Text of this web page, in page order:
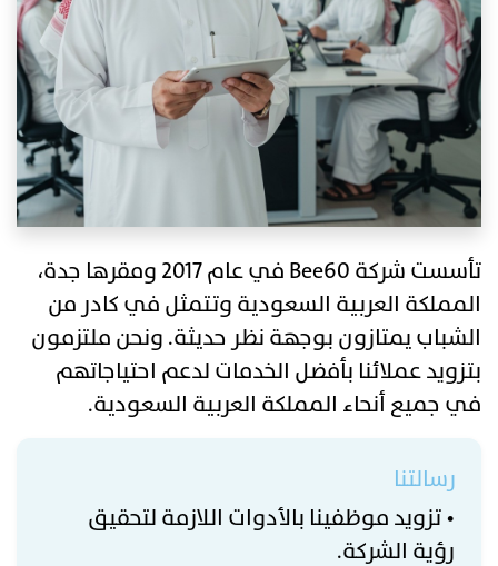
تأسست شركة Bee60 في عام 2017 ومقرها جدة،
المملكة العربية السعودية وتتمثل في كادر من
الشباب يمتازون بوجهة نظر حديثة. ونحن ملتزمون
بتزويد عملائنا بأفضل الخدمات لدعم احتياجاتهم
في جميع أنحاء المملكة العربية السعودية.
رسالتنا
• تزويد موظفينا بالأدوات اللازمة لتحقيق
رؤية الشركة.